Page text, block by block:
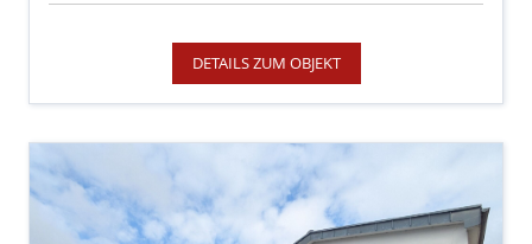
DETAILS ZUM OBJEKT